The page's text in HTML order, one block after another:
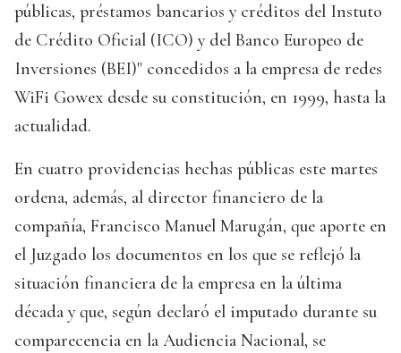
públicas, préstamos bancarios y créditos del Instuto
de Crédito Oficial (ICO) y del Banco Europeo de
Inversiones (BEI)" concedidos a la empresa de redes
WiFi Gowex desde su constitución, en 1999, hasta la
actualidad.
En cuatro providencias hechas públicas este martes
ordena, además, al director financiero de la
compañía, Francisco Manuel Marugán, que aporte en
el Juzgado los documentos en los que se reflejó la
situación financiera de la empresa en la última
década y que, según declaró el imputado durante su
comparecencia en la Audiencia Nacional, se